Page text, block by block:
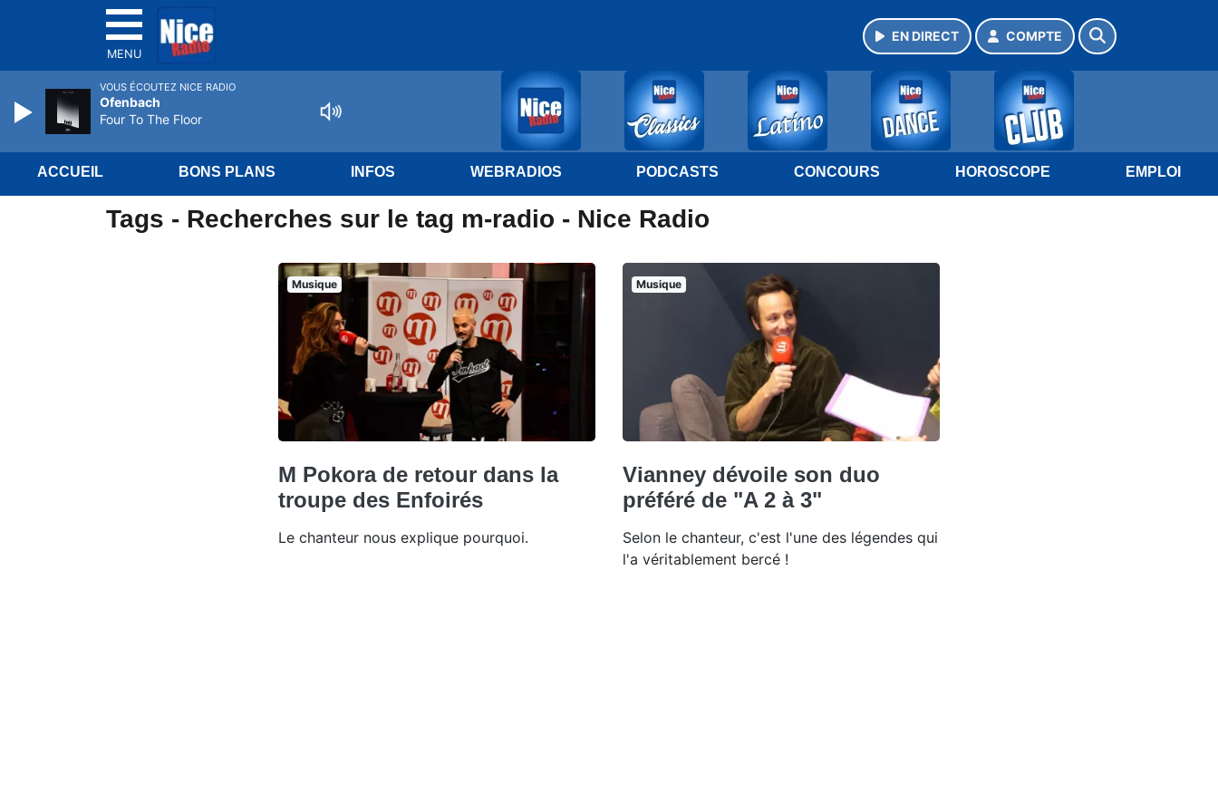
MENU
EN DIRECT COMPTE
ACCUEIL BONS PLANS INFOS WEBRADIOS PODCASTS CONCOURS HOROSCOPE EMPLOI
Tags - Recherches sur le tag m-radio - Nice Radio
Musique
M Pokora de retour dans la
troupe des Enfoirés
Le chanteur nous explique pourquoi.
Musique
Vianney dévoile son duo
préféré de "A 2 à 3"
Selon le chanteur, c'est l'une des légendes qui
l'a véritablement bercé !
VOUS ÉCOUTEZ NICE RADIO
Ofenbach
Four To The Floor